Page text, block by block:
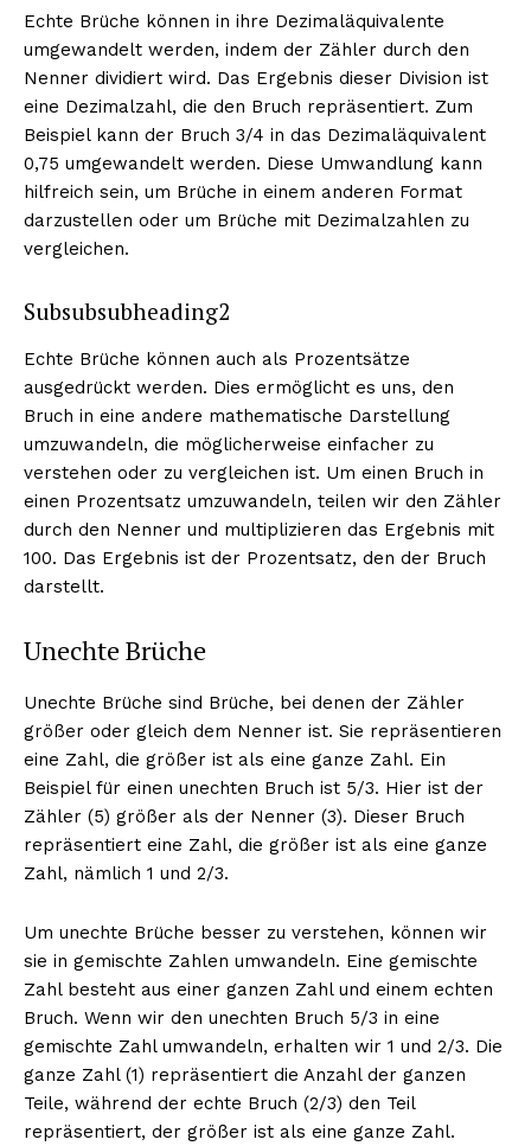
Echte Brüche können in ihre Dezimaläquivalente
umgewandelt werden, indem der Zähler durch den
Nenner dividiert wird. Das Ergebnis dieser Division ist
eine Dezimalzahl, die den Bruch repräsentiert. Zum
Beispiel kann der Bruch 3/4 in das Dezimaläquivalent
0,75 umgewandelt werden. Diese Umwandlung kann
hilfreich sein, um Brüche in einem anderen Format
darzustellen oder um Brüche mit Dezimalzahlen zu
vergleichen.
Subsubsubheading2
Echte Brüche können auch als Prozentsätze
ausgedrückt werden. Dies ermöglicht es uns, den
Bruch in eine andere mathematische Darstellung
umzuwandeln, die möglicherweise einfacher zu
verstehen oder zu vergleichen ist. Um einen Bruch in
einen Prozentsatz umzuwandeln, teilen wir den Zähler
durch den Nenner und multiplizieren das Ergebnis mit
100. Das Ergebnis ist der Prozentsatz, den der Bruch
darstellt.
Unechte Brüche
Unechte Brüche sind Brüche, bei denen der Zähler
größer oder gleich dem Nenner ist. Sie repräsentieren
eine Zahl, die größer ist als eine ganze Zahl. Ein
Beispiel für einen unechten Bruch ist 5/3. Hier ist der
Zähler (5) größer als der Nenner (3). Dieser Bruch
repräsentiert eine Zahl, die größer ist als eine ganze
Zahl, nämlich 1 und 2/3.
Um unechte Brüche besser zu verstehen, können wir
sie in gemischte Zahlen umwandeln. Eine gemischte
Zahl besteht aus einer ganzen Zahl und einem echten
Bruch. Wenn wir den unechten Bruch 5/3 in eine
gemischte Zahl umwandeln, erhalten wir 1 und 2/3. Die
ganze Zahl (1) repräsentiert die Anzahl der ganzen
Teile, während der echte Bruch (2/3) den Teil
repräsentiert, der größer ist als eine ganze Zahl.